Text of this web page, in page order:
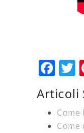
Articoli
Come